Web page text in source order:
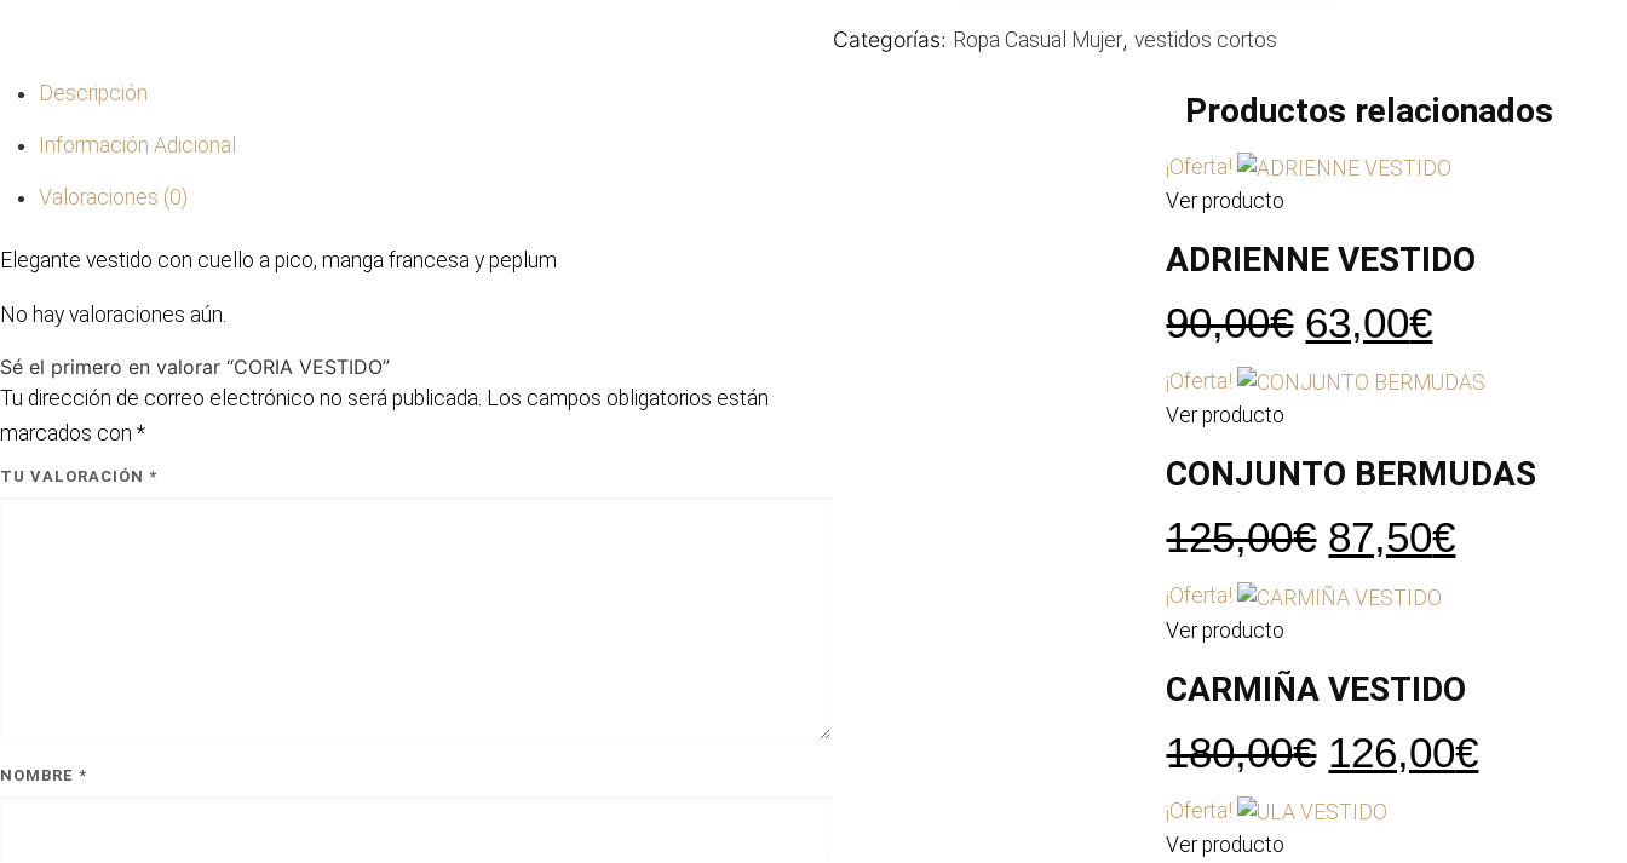
Categorías: Ropa Casual Mujer, vestidos cortos
Descripción
Información Adicional
Valoraciones (0)
Elegante vestido con cuello a pico, manga francesa y peplum
No hay valoraciones aún.
Sé el primero en valorar “CORIA VESTIDO”
Tu dirección de correo electrónico no será publicada. Los campos obligatorios están
marcados con *
TU VALORACIÓN *
NOMBRE *
Productos relacionados
¡Oferta!
Ver producto
ADRIENNE VESTIDO
90,00€ El
precio
era:
63,00€El
precio
es:
¡Oferta!
Ver producto
CONJUNTO BERMUDAS
125,00€ El
precio
era:
87,50€El
es:
¡Oferta!
Ver producto
CARMIÑA VESTIDO
180,00€ El
precio
126,00€El
¡Oferta!
Ver producto